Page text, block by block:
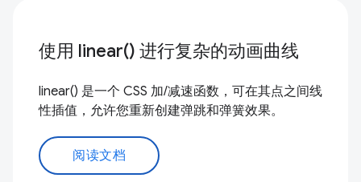
使用 linear() 进行复杂的动画曲线
linear() 是一个 CSS 加/减速函数，可在其点之间线
性插值，允许您重新创建弹跳和弹簧效果。
阅读文档